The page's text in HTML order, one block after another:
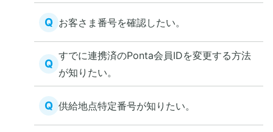
Q お客さま番号を確認したい。
Q
すでに連携済のPonta会員IDを変更する方法
が知りたい。
Q 供給地点特定番号が知りたい。